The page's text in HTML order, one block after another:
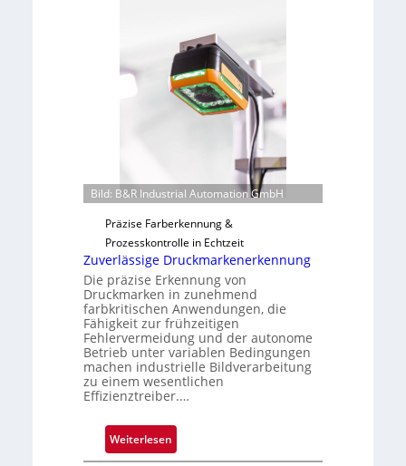
m
e
i
b
s
b
e
r
t
i
g
u
n
g
a
u
s
Bild: B&R Industrial Automation GmbH
Präzise Farberkennung &
Prozesskontrolle in Echtzeit
Zuverlässige Druckmarkenerkennung
Die präzise Erkennung von
Druckmarken in zunehmend
farbkritischen Anwendungen, die
Fähigkeit zur frühzeitigen
Fehlervermeidung und der autonome
Betrieb unter variablen Bedingungen
machen industrielle Bildverarbeitung
zu einem wesentlichen
Effizienztreiber.…
Weiterlesen:
Z